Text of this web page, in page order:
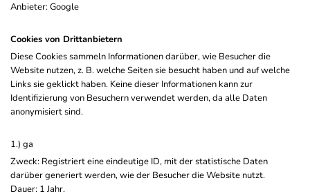
Anbieter: Google
Cookies von Drittanbietern
Diese Cookies sammeln Informationen darüber, wie Besucher die
Website nutzen, z. B. welche Seiten sie besucht haben und auf welche
Links sie geklickt haben. Keine dieser Informationen kann zur
Identifizierung von Besuchern verwendet werden, da alle Daten
anonymisiert sind.
1.) ga
Zweck: Registriert eine eindeutige ID, mit der statistische Daten
darüber generiert werden, wie der Besucher die Website nutzt.
Dauer: 1 Jahr.